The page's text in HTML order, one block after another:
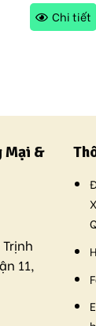
Chi tiết
Mại &
11,